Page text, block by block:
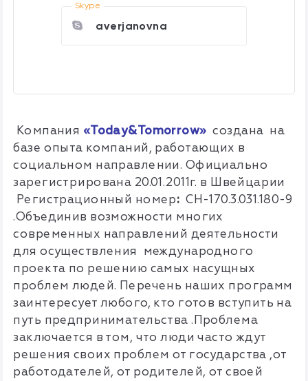
Skype
averjanovna
Компания «Today&Tomorrow» cоздана на
базе опыта компаний, работающих в
социальном направлении. Официально
зарегистрирована 20.01.2011г. в Швейцарии
Регистрационный номер:CH-170.3.031.180-9
.Объединив возможности многих
современных направлений деятельности
для осуществления международного
проекта по решению самых насущных
проблем людей. Перечень наших программ
заинтересует любого, кто готов вступить на
путь предпринимательства .Проблема
заключается в том, что люди часто ждут
решения своих проблем от государства ,от
работодателей, от родителей, от своей